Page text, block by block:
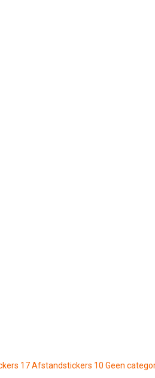
17Afstandstickers 10 Geen